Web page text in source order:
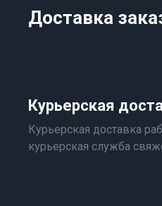
Доставка
Курьерская
Курьерская доставка
курьерская служба